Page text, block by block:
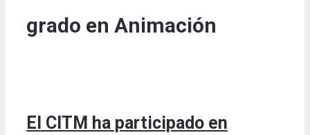
grado en Animación
El CITM ha participado en